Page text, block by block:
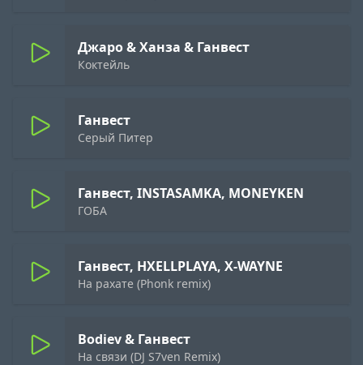
Джаро & Ханза & Ганвест
Коктейль
Ганвест
Серый Питер
Ганвест, INSTASAMKA, MONEYKEN
ГОБА
Ганвест, HXELLPLAYA, X-WAYNE
На рахате (Phonk remix)
Bodiev & Ганвест
На связи (DJ S7ven Remix)